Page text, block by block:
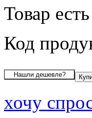
Товар
Код
хочу